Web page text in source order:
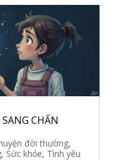
CHẤN
đời thường,
, Sức khỏe, Tình yêu